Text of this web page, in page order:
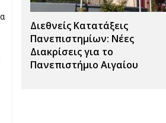
Διεθνείς Κατατάξεις
Πανεπιστημίων: Νέες
Διακρίσεις για το
Πανεπιστήμιο Αιγαίου
Ανακοινώσεις